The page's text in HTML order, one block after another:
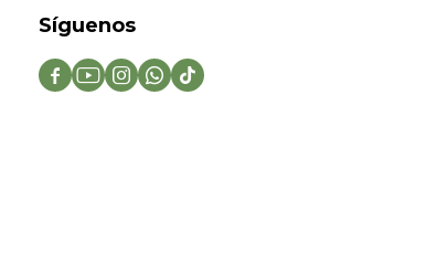
Síguenos
    